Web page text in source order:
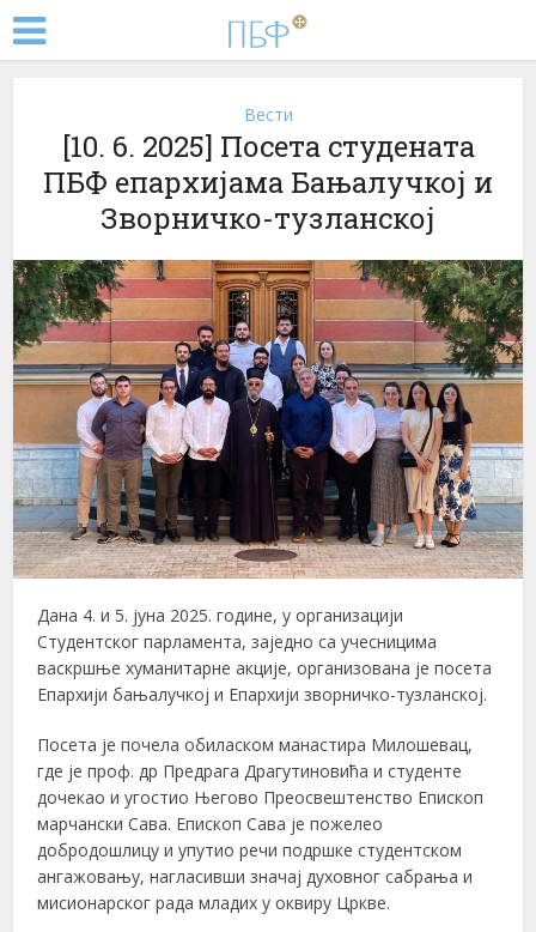
Вести
[10. 6. 2025] Посета студената
ПБФ епархијама Бањалучкој и
Зворничко-тузланској
Дана 4. и 5. јуна 2025. године, у организацији
Студентског парламента, заједно са учесницима
васкршње хуманитарне акције, организована је посета
Епархији бањалучкој и Епархији зворничко-тузланској.
Посета је почела обиласком манастира Милошевац,
где је проф. др Предрага Драгутиновића и студенте
дочекао и угостио Његово Преосвештенство Епископ
марчански Сава. Епископ Сава је пожелео
добродошлицу и упутио речи подршке студентском
ангажовању, нагласивши значај духовног сабрања и
мисионарског рада младих у оквиру Цркве.